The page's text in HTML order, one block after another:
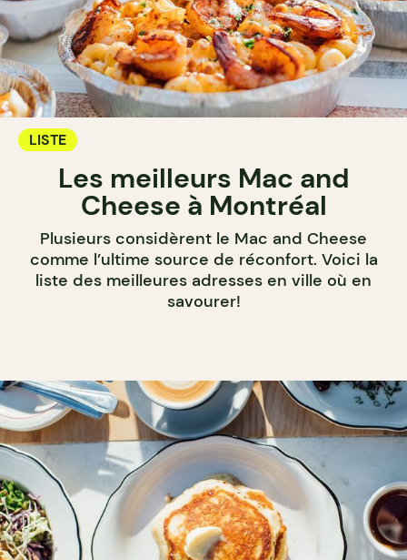
LISTE
Les meilleurs Mac and
Cheese à Montréal
Plusieurs considèrent le Mac and Cheese
comme l’ultime source de réconfort. Voici la
liste des meilleures adresses en ville où en
savourer!